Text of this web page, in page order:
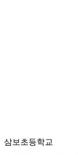
삼보초등학교